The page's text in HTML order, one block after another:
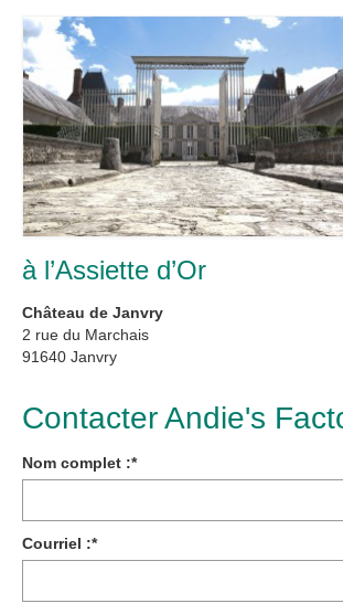
à l’Assiette d’Or
Château de Janvry
2 rue du Marchais
91640 Janvry
Contacter Andie's
Nom complet :*
Courriel :*